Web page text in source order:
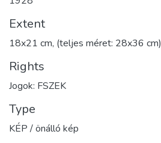
Extent
18x21 cm, (teljes méret: 28x36 cm)
Rights
Jogok: FSZEK
Type
KÉP / önálló kép